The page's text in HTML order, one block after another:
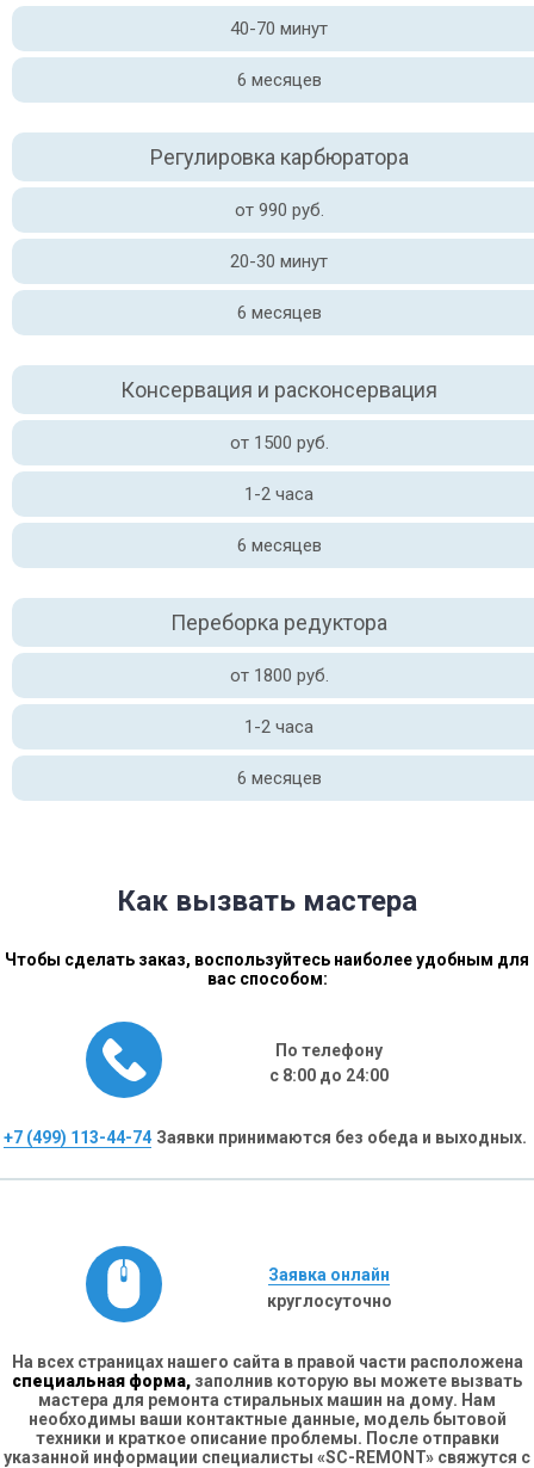
40-70 минут
6 месяцев
Регулировка карбюратора
от 990 руб.
20-30 минут
6 месяцев
Консервация и расконсервация
от 1500 руб.
1-2 часа
6 месяцев
Переборка редуктора
от 1800 руб.
1-2 часа
6 месяцев
Как вызвать мастера
Чтобы сделать заказ, воспользуйтесь наиболее удобным для
вас способом:
По телефону
с 8:00 до 24:00
+7 (499) 113-44-74 Заявки принимаются без обеда и выходных.
Заявка онлайн
круглосуточно
На всех страницах нашего сайта в правой части расположена
специальная форма, заполнив которую вы можете вызвать
мастера для ремонта стиральных машин на дому. Нам
необходимы ваши контактные данные, модель бытовой
техники и краткое описание проблемы. После отправки
указанной информации специалисты «SC-REMONT» свяжутся с